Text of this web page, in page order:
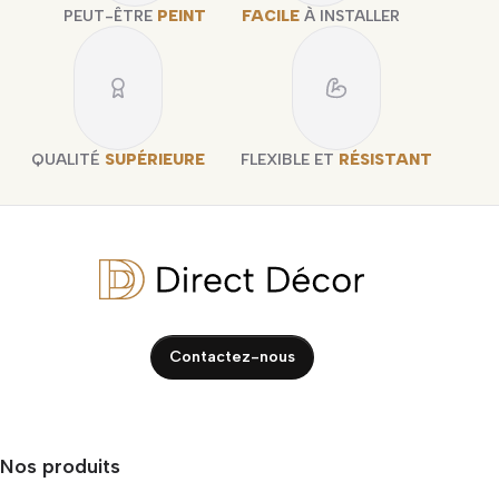
PEUT-ÊTRE PEINT FACILE À INSTALLER
QUALITÉ SUPÉRIEURE FLEXIBLE ET RÉSISTANT
Contactez-nous
Nos produits